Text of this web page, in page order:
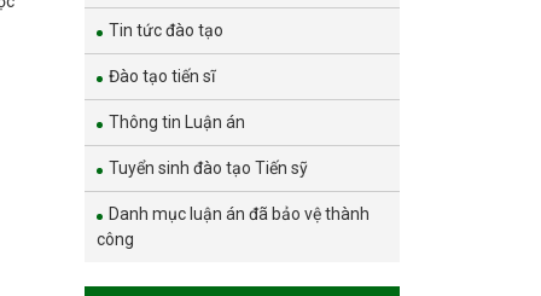
Tin tức đào tạo
Đào tạo tiến sĩ
Thông tin Luận án
Tuyển sinh đào tạo Tiến sỹ
Danh mục luận án đã bảo vệ thành
công